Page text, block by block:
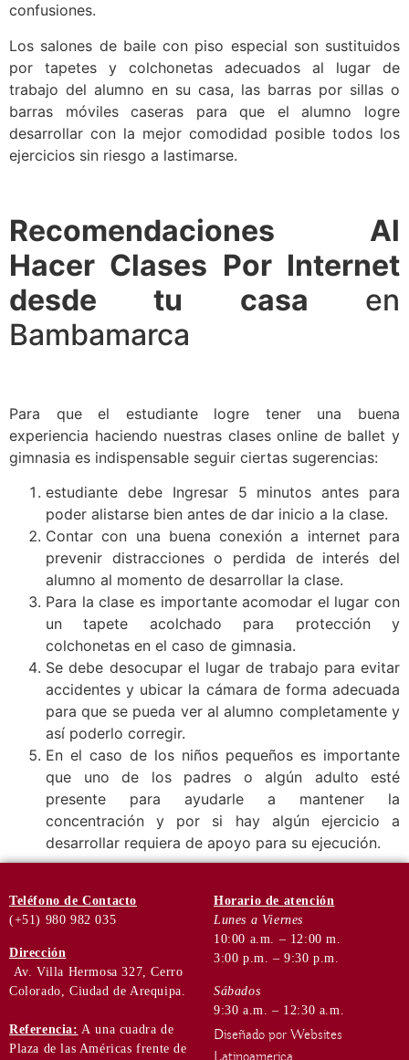
confusiones.
Los salones de baile con piso especial son sustituidos
por tapetes y colchonetas adecuados al lugar de
trabajo del alumno en su casa, las barras por sillas o
barras móviles caseras para que el alumno logre
desarrollar con la mejor comodidad posible todos los
ejercicios sin riesgo a lastimarse.
Recomendaciones Al
Hacer Clases Por Internet
desde tu casa en
Bambamarca
Para que el estudiante logre tener una buena
experiencia haciendo nuestras clases online de ballet y
gimnasia es indispensable seguir ciertas sugerencias:
estudiante debe Ingresar 5 minutos antes para
poder alistarse bien antes de dar inicio a la clase.
Contar con una buena conexión a internet para
prevenir distracciones o perdida de interés del
alumno al momento de desarrollar la clase.
Para la clase es importante acomodar el lugar con
un tapete acolchado para protección y
colchonetas en el caso de gimnasia.
Se debe desocupar el lugar de trabajo para evitar
accidentes y ubicar la cámara de forma adecuada
para que se pueda ver al alumno completamente y
así poderlo corregir.
En el caso de los niños pequeños es importante
que uno de los padres o algún adulto esté
presente para ayudarle a mantener la
concentración y por si hay algún ejercicio a
desarrollar requiera de apoyo para su ejecución.
Teléfono de Contacto
(+51) 980 982 035
Dirección
Av. Villa Hermosa 327, Cerro
Colorado, Ciudad de Arequipa.
Referencia: A una cuadra de
Plaza de las Américas frente de
Horario de atención
Lunes a Viernes
10:00 a.m. – 12:00 m.
3:00 p.m. – 9:30 p.m.
Sábados
9:30 a.m. – 12:30 a.m.
Diseñado por Websites